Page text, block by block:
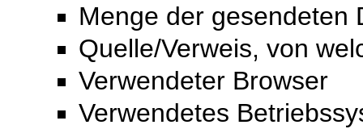
Menge der gesendeten
Quelle/Verweis, von
Verwendeter Browser
Verwendetes